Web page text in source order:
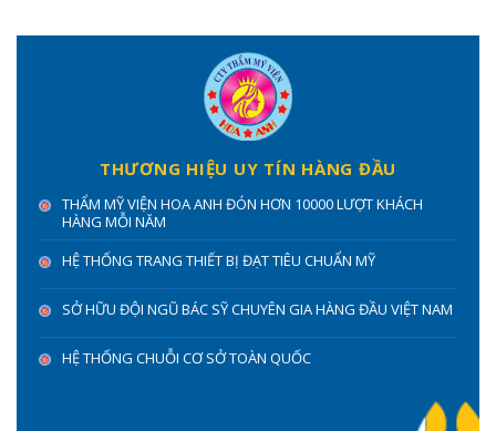
THƯƠNG HIỆU UY TÍN HÀNG ĐẦU
THẨM MỸ VIỆN HOA ANH ĐÓN HƠN 10000 LƯỢT KHÁCH
HÀNG MỖI NĂM
HỆ THỐNG TRANG THIẾT BỊ ĐẠT TIÊU CHUẨN MỸ
SỞ HỮU ĐỘI NGŨ BÁC SỸ CHUYÊN GIA HÀNG ĐẦU VIỆT NAM
HỆ THỐNG CHUỖI CƠ SỞ TOÀN QUỐC